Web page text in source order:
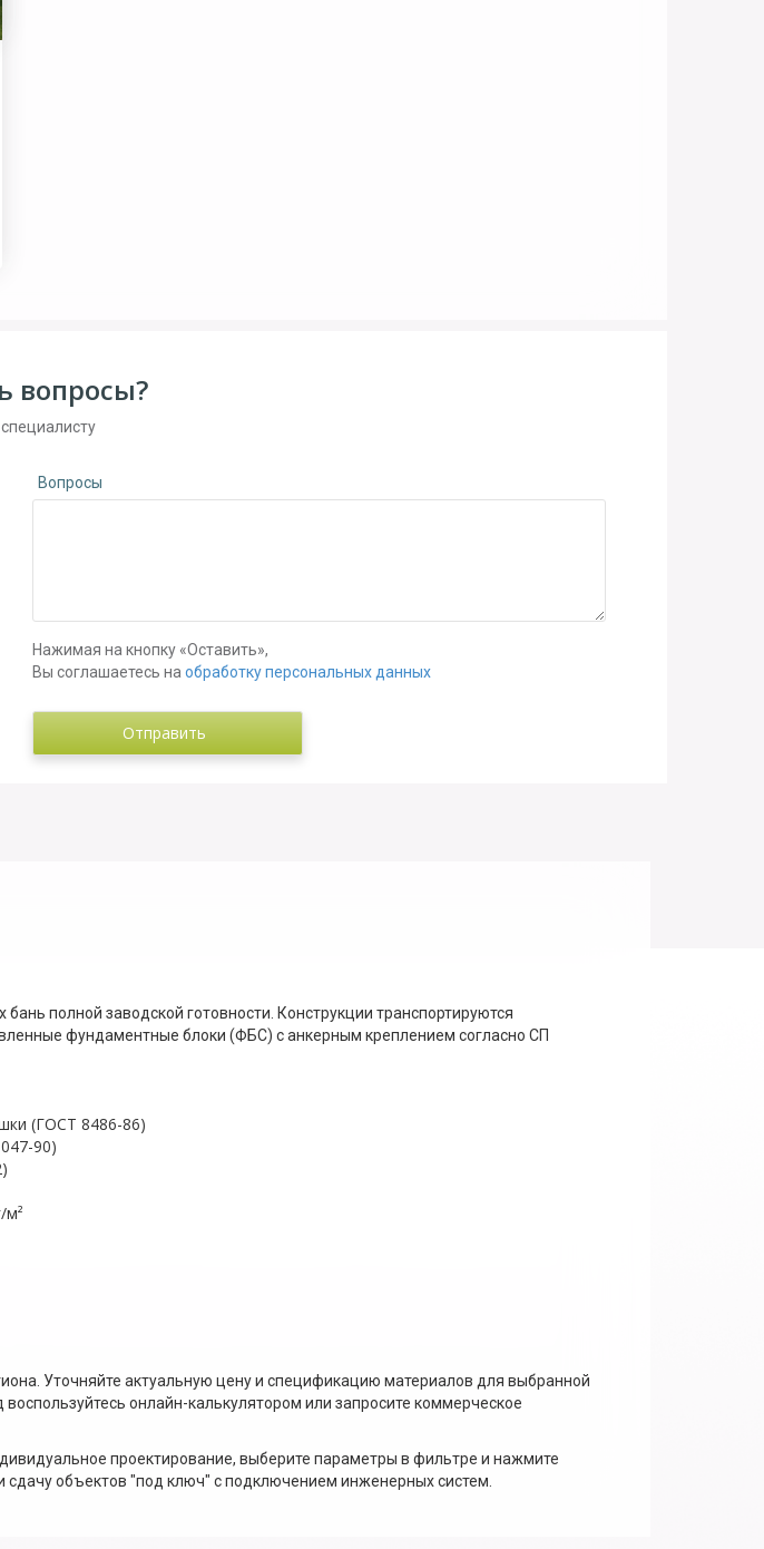
вопросы?
Вопросы
Нажимая на кнопку «Оставить»,
Вы соглашаетесь на обработку персональных данных
полной заводской готовности. Конструкции транспортируются
фундаментные блоки (ФБС) с анкерным креплением согласно СП
(ГОСТ 8486-86)
90)
м²
Уточняйте актуальную цену и спецификацию материалов для выбранной
онлайн-калькулятором или запросите коммерческое
проектирование, выберите параметры в фильтре и нажмите
сдачу объектов "под ключ" с подключением инженерных систем.